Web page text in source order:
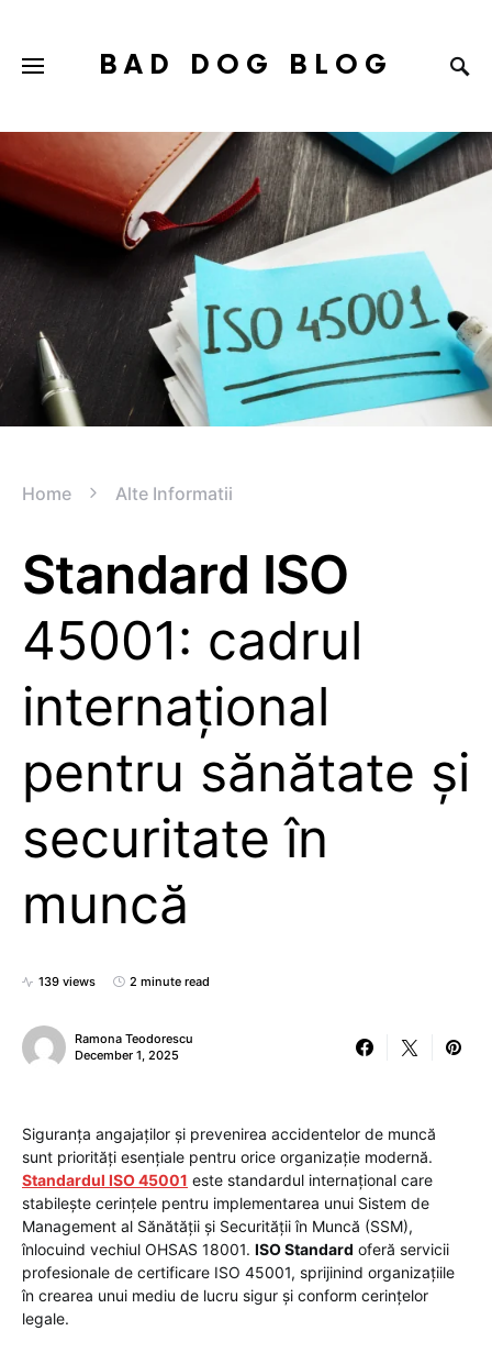
BAD DOG BLOG
Home Alte Informatii
Standard ISO
45001: cadrul
internațional
pentru sănătate și
securitate în
muncă
139 views 2 minute read
Ramona Teodorescu
December 1, 2025
Siguranța angajaților și prevenirea accidentelor de muncă
sunt priorități esențiale pentru orice organizație modernă.
Standardul ISO 45001 este standardul internațional care
stabilește cerințele pentru implementarea unui Sistem de
Management al Sănătății și Securității în Muncă (SSM),
înlocuind vechiul OHSAS 18001. ISO Standard oferă servicii
profesionale de certificare ISO 45001, sprijinind organizațiile
în crearea unui mediu de lucru sigur și conform cerințelor
legale.